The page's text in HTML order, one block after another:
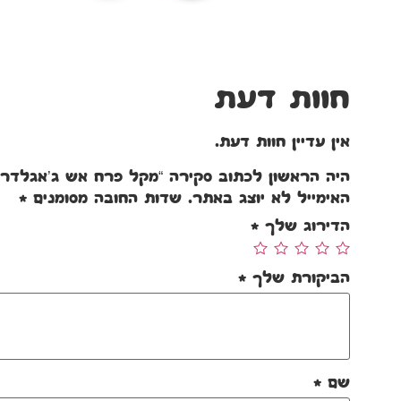
חוות דעת
אין עדיין חוות דעת.
היה הראשון לכתוב סקירה “מקל פרח אש
האימייל לא יוצג באתר. שדות החובה מסומנים *
הדירוג שלך *
הביקורת שלך *
שם *